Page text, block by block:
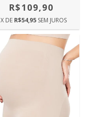
R$109,90
X DE R$54,95 SEM JUROS